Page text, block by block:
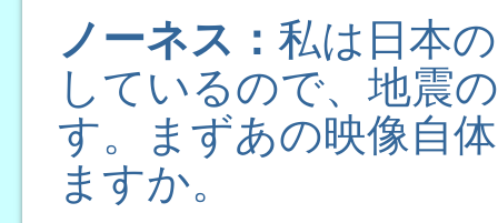
ノーネス： 私は日本
しているので、地震
す。まずあの映像自
ますか。